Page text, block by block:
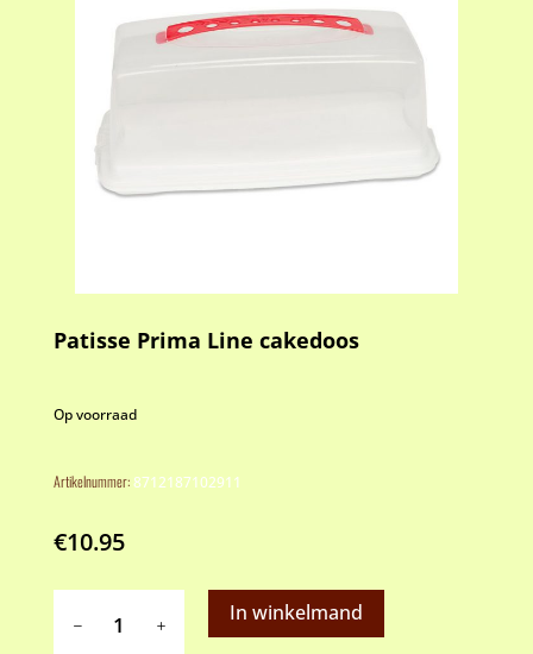
Patisse Prima Line cakedoos
Op voorraad
Artikelnummer:8712187102911
€10.95
Prima
In winkelmand